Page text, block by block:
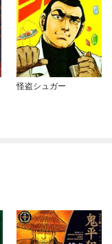
怪盗シュガー